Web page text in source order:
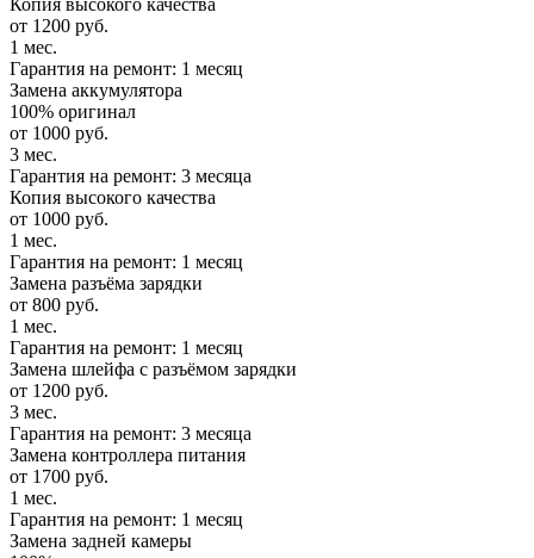
Копия высокого качества
от 1200 руб.
1 мес.
Гарантия на ремонт: 1 месяц
Замена аккумулятора
100% оригинал
от 1000 руб.
3 мес.
Гарантия на ремонт: 3 месяца
Копия высокого качества
от 1000 руб.
1 мес.
Гарантия на ремонт: 1 месяц
Замена разъёма зарядки
от 800 руб.
1 мес.
Гарантия на ремонт: 1 месяц
Замена шлейфа с разъёмом зарядки
от 1200 руб.
3 мес.
Гарантия на ремонт: 3 месяца
Замена контроллера питания
от 1700 руб.
1 мес.
Гарантия на ремонт: 1 месяц
Замена задней камеры